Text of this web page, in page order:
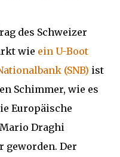
des Schweizer
wie ein U-Boot
(SNB) ist
Schimmer, wie es
Europäische
Draghi
geworden. Der